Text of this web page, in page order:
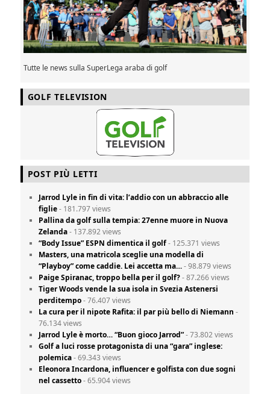
Tutte le news sulla SuperLega araba di golf
GOLF TELEVISION
POST PIÙ LETTI
Jarrod Lyle in fin di vita: l’addio con un abbraccio alle
figlie- 181.797 views
Pallina da golf sulla tempia: 27enne muore in Nuova
Zelanda- 137.892 views
“Body Issue” ESPN dimentica il golf- 125.371 views
Masters, una matricola sceglie una modella di
“Playboy” come caddie. Lei accetta ma…- 98.879 views
Paige Spiranac, troppo bella per il golf?- 87.266 views
Tiger Woods vende la sua isola in Svezia Astenersi
perditempo- 76.407 views
La cura per il nipote Rafita: il par più bello di Niemann -
76.134 views
Jarrod Lyle è morto… “Buon gioco Jarrod”- 73.802 views
Golf a luci rosse protagonista di una “gara” inglese:
polemica- 69.343 views
Eleonora Incardona, influencer e golfista con due sogni
nel cassetto- 65.904 views